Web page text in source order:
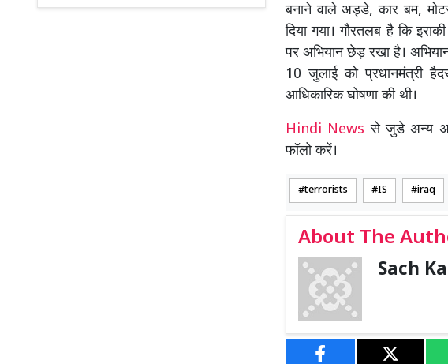
बनाने वाले अड्डे, कार बम,
दिया गया। गौरतलब है कि
पर अभियान छेड़ रखा है।
10 जुलाई को प्रधानमंत्री
आधिकारिक घोषणा की थी।
Hindi Newsसे जुडे अन्य
फॉलो करें।
terrorists IS iraq
About The
Sach